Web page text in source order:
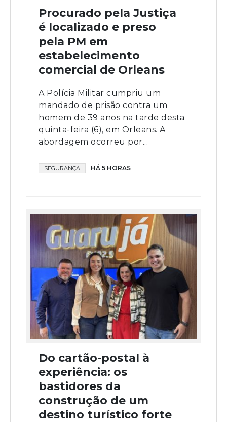
Procurado pela Justiça
é localizado e preso
pela PM em
estabelecimento
comercial de Orleans
A Polícia Militar cumpriu um
mandado de prisão contra um
homem de 39 anos na tarde desta
quinta-feira (6), em Orleans. A
abordagem ocorreu por...
SEGURANÇA HÁ 5 HORAS
Do cartão-postal à
experiência: os
bastidores da
construção de um
destino turístico forte